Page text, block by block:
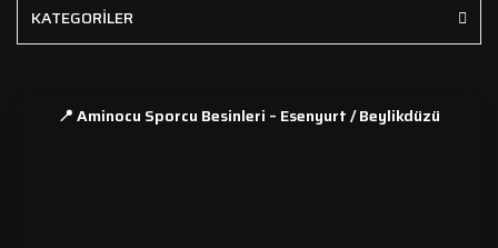
KATEGORİLER
📍 Aminocu Sporcu Besinleri – Esenyurt / Beylikdüzü